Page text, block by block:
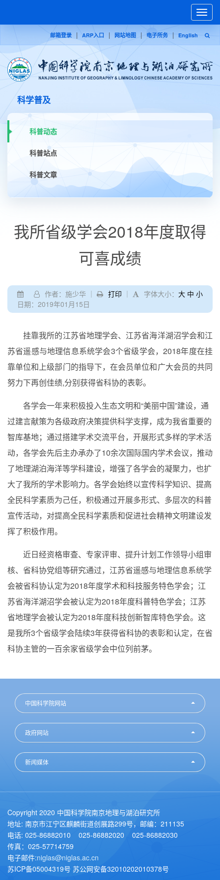
邮箱登录 | ARP入口 | 网站地图 | 电子所务 | English
Toggle
科学普及
科普动态
科普站点
科普文章
我所省级学会2018年度取得
可喜成绩
作者：施少华 ｜ 打印 ｜ 字体大小： 大 中 小
日期：2019年01月15日
挂靠我所的江苏省地理学会、江苏省海洋湖沼学会和江
苏省遥感与地理信息系统学会3个省级学会，2018年度在挂
靠单位和上级部门的指导下，在会员单位和广大会员的共同
努力下再创佳绩,分别获得省科协的表彰。
各学会一年来积极投入生态文明和“美丽中国”建设，通
过建言献策为各级政府决策提供科学支撑，成为我省重要的
智库基地；通过搭建学术交流平台，开展形式多样的学术活
动，各学会先后主办承办了10余次国际国内学术会议，推动
了地理湖泊海洋等学科建设，增强了各学会的凝聚力，也扩
大了我所的学术影响力。各学会始终以宣传科学知识、提高
全民科学素质为己任，积极通过开展多形式、多层次的科普
宣传活动，对提高全民科学素质和促进社会精神文明建设发
挥了积极作用。
近日经资格审查、专家评审、提升计划工作领导小组审
核、省科协党组等研究通过，江苏省遥感与地理信息系统学
会被省科协认定为2018年度学术和科技服务特色学会；江
苏省海洋湖沼学会被认定为2018年度科普特色学会；江苏
省地理学会被认定为2018年度科技创新智库特色学会。这
是我所3个省级学会陆续3年获得省科协的表彰和认定，在省
科协主管的一百余家省级学会中位列前茅。
中国科学院网站
政府网站
新闻媒体
Copyright 2020 中国科学院南京地理与湖泊研究所
地址: 南京市江宁区麒麟街道创展路299号，邮编：211135
电话: 025-86882010 025-86882020 025-86882030
传真：025-57714759
电子邮件:niglas@niglas.ac.cn
苏ICP备05004319号 苏公网安备32010202010378号